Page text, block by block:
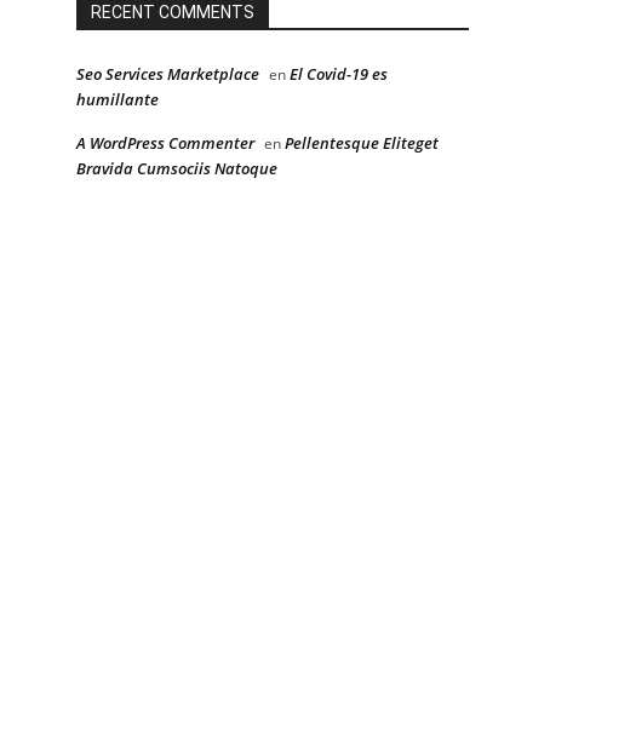
RECENT COMMENTS
Seo Services Marketplace enEl Covid-19 es
humillante
A WordPress Commenter enPellentesque Eliteget
Bravida Cumsociis Natoque